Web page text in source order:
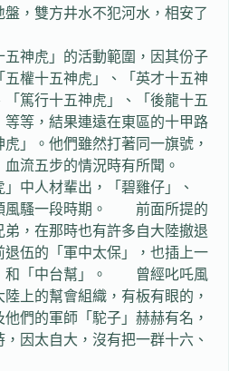
，雙方井水不犯河水，相安了
神虎」的活動範圍，因其份子
權十五神虎」、「英才十五神
篤行十五神虎」、「後龍十五
等，結果連遠在東區的十甲路
」。他們雖然打著同一旗號，
流五步的情況時有所聞。
人材輩出，「碧雞仔」、
風騷一段時期。 前面所提的
，在那時也有許多自大陸撤退
伍的「軍中太保」，也插上一
和「中台幫」。 曾經叱吒風
上的幫會組織，有板有眼的，
們的軍師「駝子」赫赫有名，
因太自大，沒有把一群十六、